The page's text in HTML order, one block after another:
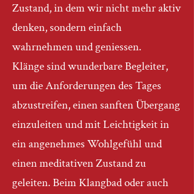
Zustand, in dem wir nicht mehr aktiv
denken, sondern einfach
wahrnehmen und geniessen.
Klänge sind wunderbare Begleiter,
um die Anforderungen des Tages
abzustreifen, einen sanften Übergang
einzuleiten und mit Leichtigkeit in
ein angenehmes Wohlgefühl und
einen meditativen Zustand zu
geleiten. Beim Klangbad oder auch